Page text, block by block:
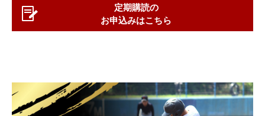
定期購読の
お申込みはこちら